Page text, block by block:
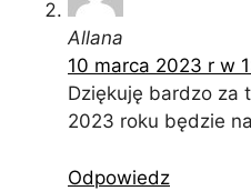
Allana
10 marca 2023 r w
Dziękuję bardzo za
2023 roku będzie
Odpowiedz